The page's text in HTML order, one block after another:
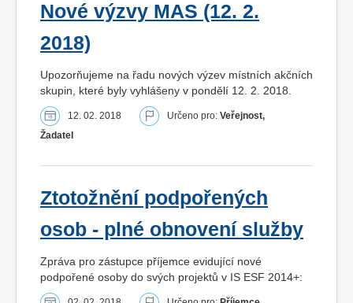
Nové výzvy MAS (12. 2.
2018)
Upozorňujeme na řadu nových výzev místních akčních
skupin, které byly vyhlášeny v pondělí 12. 2. 2018.
12. 02. 2018 Určeno pro: Veřejnost,
Žadatel
Ztotožnění podpořených
osob - plné obnovení služby
Zpráva pro zástupce příjemce evidující nové
podpořené osoby do svých projektů v IS ESF 2014+: